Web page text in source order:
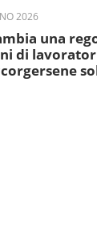
2026
una
di